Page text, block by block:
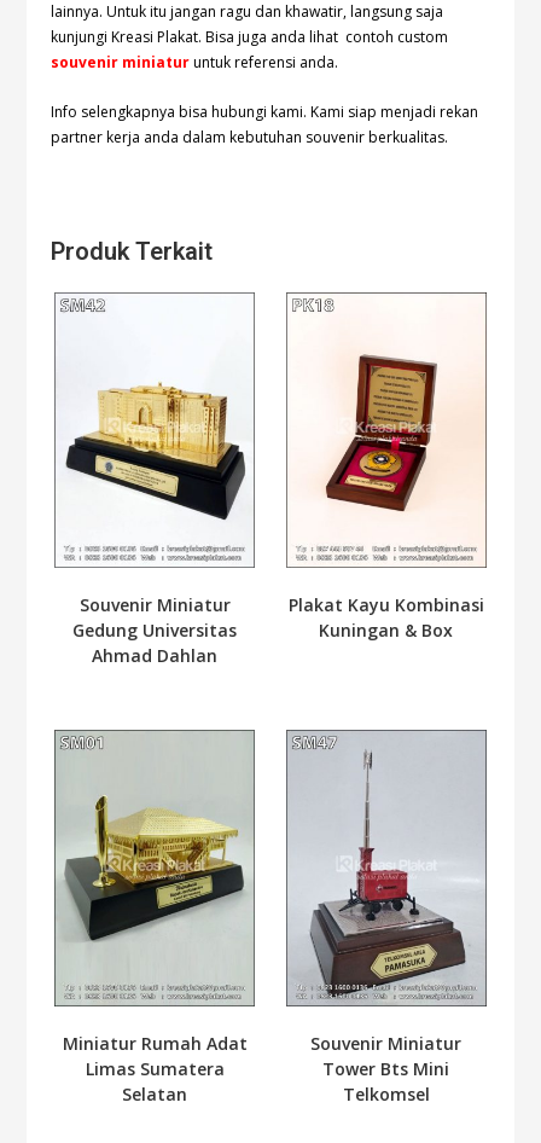
lainnya. Untuk itu jangan ragu dan khawatir, langsung saja
kunjungi Kreasi Plakat. Bisa juga anda lihat contoh custom
souvenir miniaturuntuk referensi anda.
Info selengkapnya bisa hubungikami. Kami siap menjadi rekan
partner kerja anda dalam kebutuhan souvenir berkualitas.
Produk Terkait
Souvenir Miniatur
Gedung Universitas
Ahmad Dahlan
Plakat Kayu Kombinasi
Kuningan & Box
Miniatur Rumah Adat
Limas Sumatera
Selatan
Souvenir Miniatur
Tower Bts Mini
Telkomsel